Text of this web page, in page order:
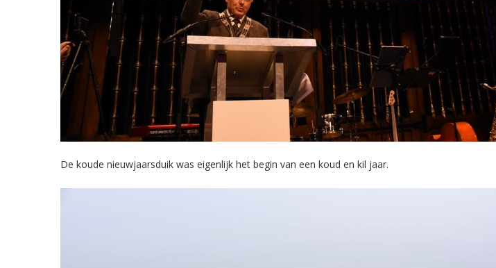
De koude nieuwjaarsduik was eigenlijk het begin van een koud en kil jaar.